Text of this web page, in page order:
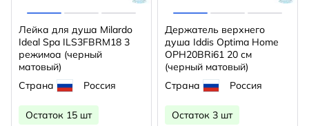
Лейка для душа Milardo
Ideal Spa ILS3FBRM18 3
режимоа (черный
матовый)
Страна
Россия
Остаток 15 шт
Держатель верхнего
душа Iddis Optima Home
OPH20BRi61 20 см
(черный матовый)
Страна
Россия
Остаток 3 шт